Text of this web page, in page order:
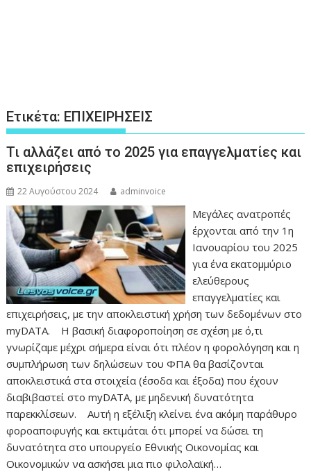
Ετικέτα: ΕΠΙΧΕΙΡΗΣΕΙΣ
Τι αλλάζει από το 2025 για επαγγελματίες και
επιχειρήσεις
22 Αυγούστου 2024 adminvoice
Μεγάλες ανατροπές
έρχονται από την 1η
Ιανουαρίου του 2025
για ένα εκατομμύριο
ελεύθερους
επαγγελματίες και
επιχειρήσεις, με την αποκλειστική χρήση των δεδομένων στο
myDATA. Η βασική διαφοροποίηση σε σχέση με ό,τι
γνωρίζαμε μέχρι σήμερα είναι ότι πλέον η φορολόγηση και η
συμπλήρωση των δηλώσεων του ΦΠΑ θα βασίζονται
αποκλειστικά στα στοιχεία (έσοδα και έξοδα) που έχουν
διαβιβαστεί στο myDATA, με μηδενική δυνατότητα
παρεκκλίσεων. Αυτή η εξέλιξη κλείνει ένα ακόμη παράθυρο
φοροαποφυγής και εκτιμάται ότι μπορεί να δώσει τη
δυνατότητα στο υπουργείο Εθνικής Οικονομίας και
Οικονομικών να ασκήσει μια πιο φιλολαϊκή…